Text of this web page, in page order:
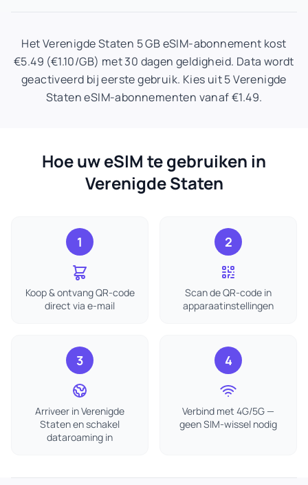
Het Verenigde Staten 5 GB eSIM-abonnement kost
€5.49 (€1.10/GB) met 30 dagen geldigheid. Data wordt
geactiveerd bij eerste gebruik. Kies uit 5 Verenigde
Staten eSIM-abonnementen vanaf €1.49.
Hoe uw eSIM te gebruiken in
Verenigde Staten
1
Koop & ontvang QR-code
direct via e-mail
2
Scan de QR-code in
apparaatinstellingen
3
Arriveer in Verenigde
Staten en schakel
dataroaming in
4
Verbind met 4G/5G —
geen SIM-wissel nodig